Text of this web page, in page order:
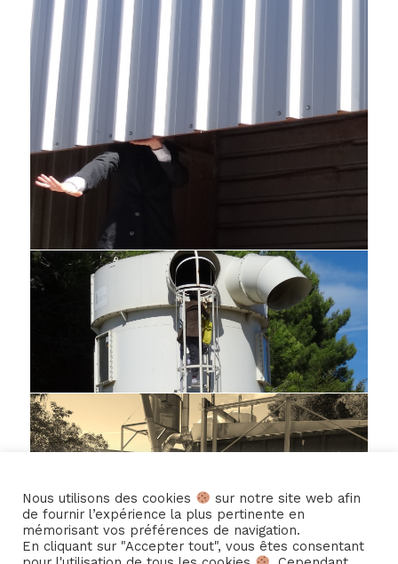
Nous utilisons des cookies
sur notre site web afin
de fournir l’expérience la plus pertinente en
mémorisant vos préférences de navigation.
En cliquant sur "Accepter tout", vous êtes consentant